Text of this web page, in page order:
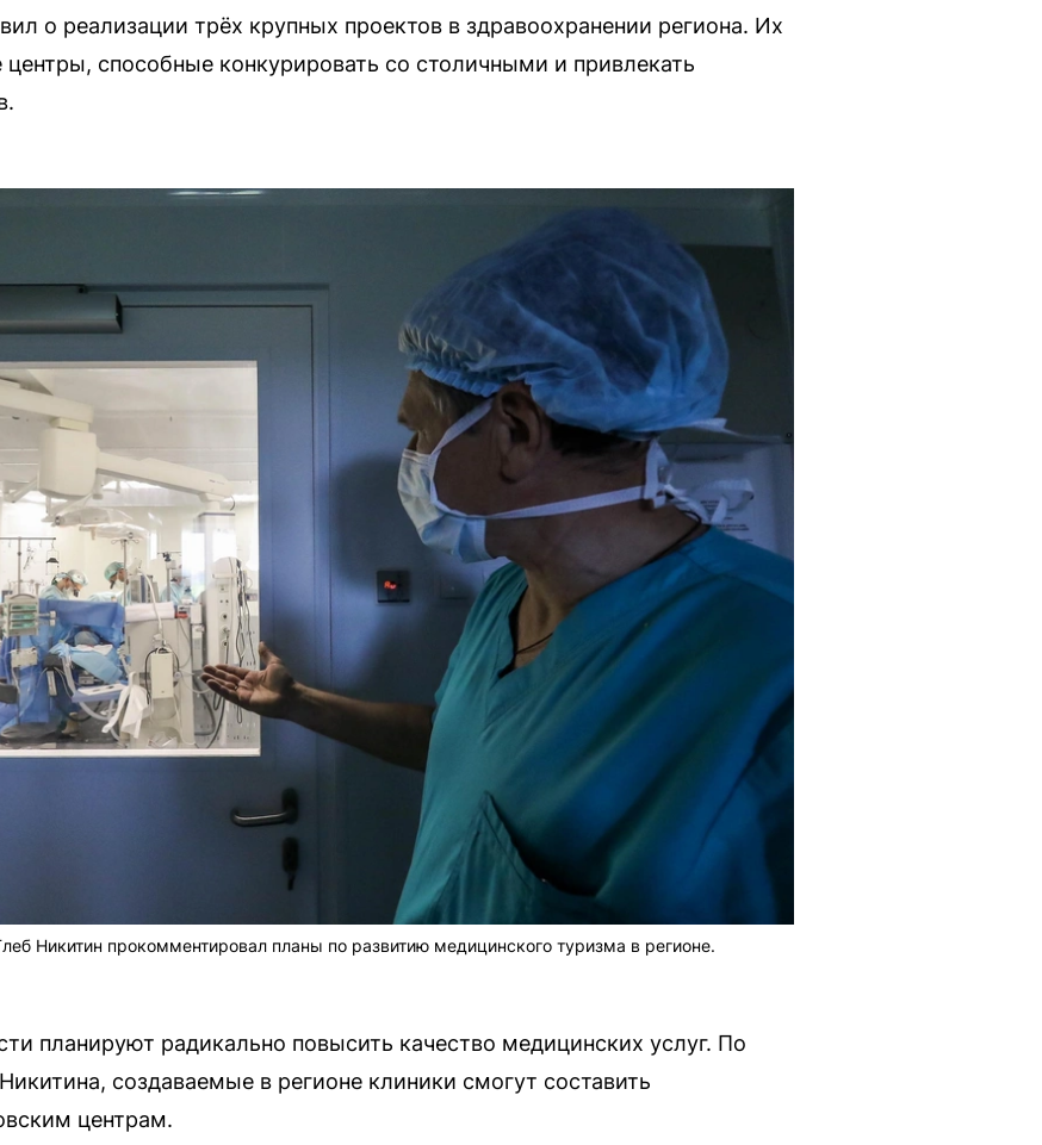
о реализации трёх крупных проектов в здравоохранении региона. Их
способные конкурировать со столичными и привлекать
Никитин прокомментировал планы по развитию медицинского туризма в регионе.
планируют радикально повысить качество медицинских услуг. По
создаваемые в регионе клиники смогут составить
центрам.